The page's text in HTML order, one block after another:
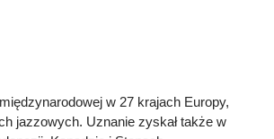
w 27 krajach Europy,
jazzowych. Uznanie zyskał także w